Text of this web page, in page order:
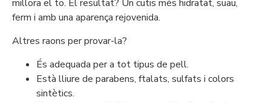
millora el to. El resultat? Un cutis més hidratat, suau,
ferm i amb una aparença rejovenida.
Altres raons per provar-la?
És adequada per a tot tipus de pell.
Està lliure de parabens, ftalats, sulfats i colors
sintètics.